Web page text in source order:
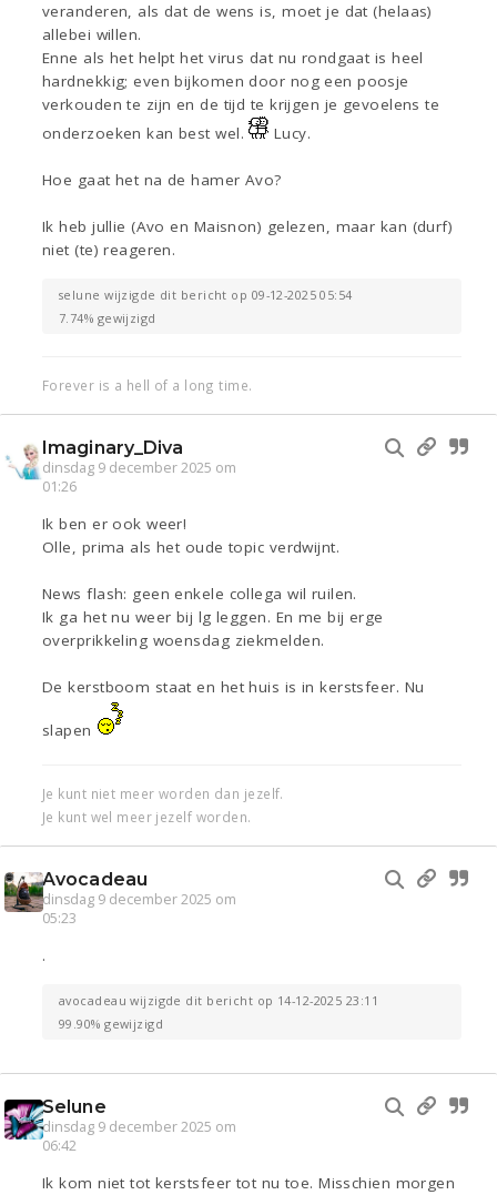
veranderen, als dat de wens is, moet je dat (helaas)
allebei willen.
Enne als het helpt het virus dat nu rondgaat is heel
hardnekkig; even bijkomen door nog een poosje
verkouden te zijn en de tijd te krijgen je gevoelens te
onderzoeken kan best wel.
Lucy.
Hoe gaat het na de hamer Avo?
Ik heb jullie (Avo en Maisnon) gelezen, maar kan (durf)
niet (te) reageren.
selune wijzigde dit bericht op 09-12-2025 05:54
7.74% gewijzigd
Forever is a hell of a long time.
Imaginary_Diva
dinsdag 9 december 2025 om
01:26
Ik ben er ook weer!
Olle, prima als het oude topic verdwijnt.
News flash: geen enkele collega wil ruilen.
Ik ga het nu weer bij lg leggen. En me bij erge
overprikkeling woensdag ziekmelden.
De kerstboom staat en het huis is in kerstsfeer. Nu
slapen
Je kunt niet meer worden dan jezelf.
Je kunt wel meer jezelf worden.
Avocadeau
dinsdag 9 december 2025 om
05:23
.
avocadeau wijzigde dit bericht op 14-12-2025 23:11
99.90% gewijzigd
Selune
dinsdag 9 december 2025 om
06:42
Ik kom niet tot kerstsfeer tot nu toe. Misschien morgen